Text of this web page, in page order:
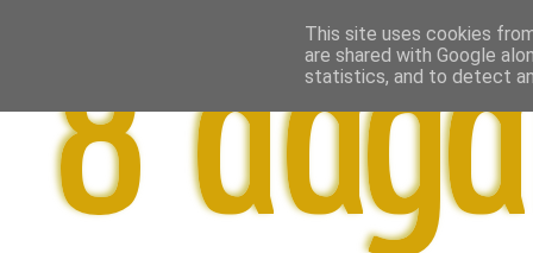
This site uses cookies
are shared with Google
statistics, and to detect